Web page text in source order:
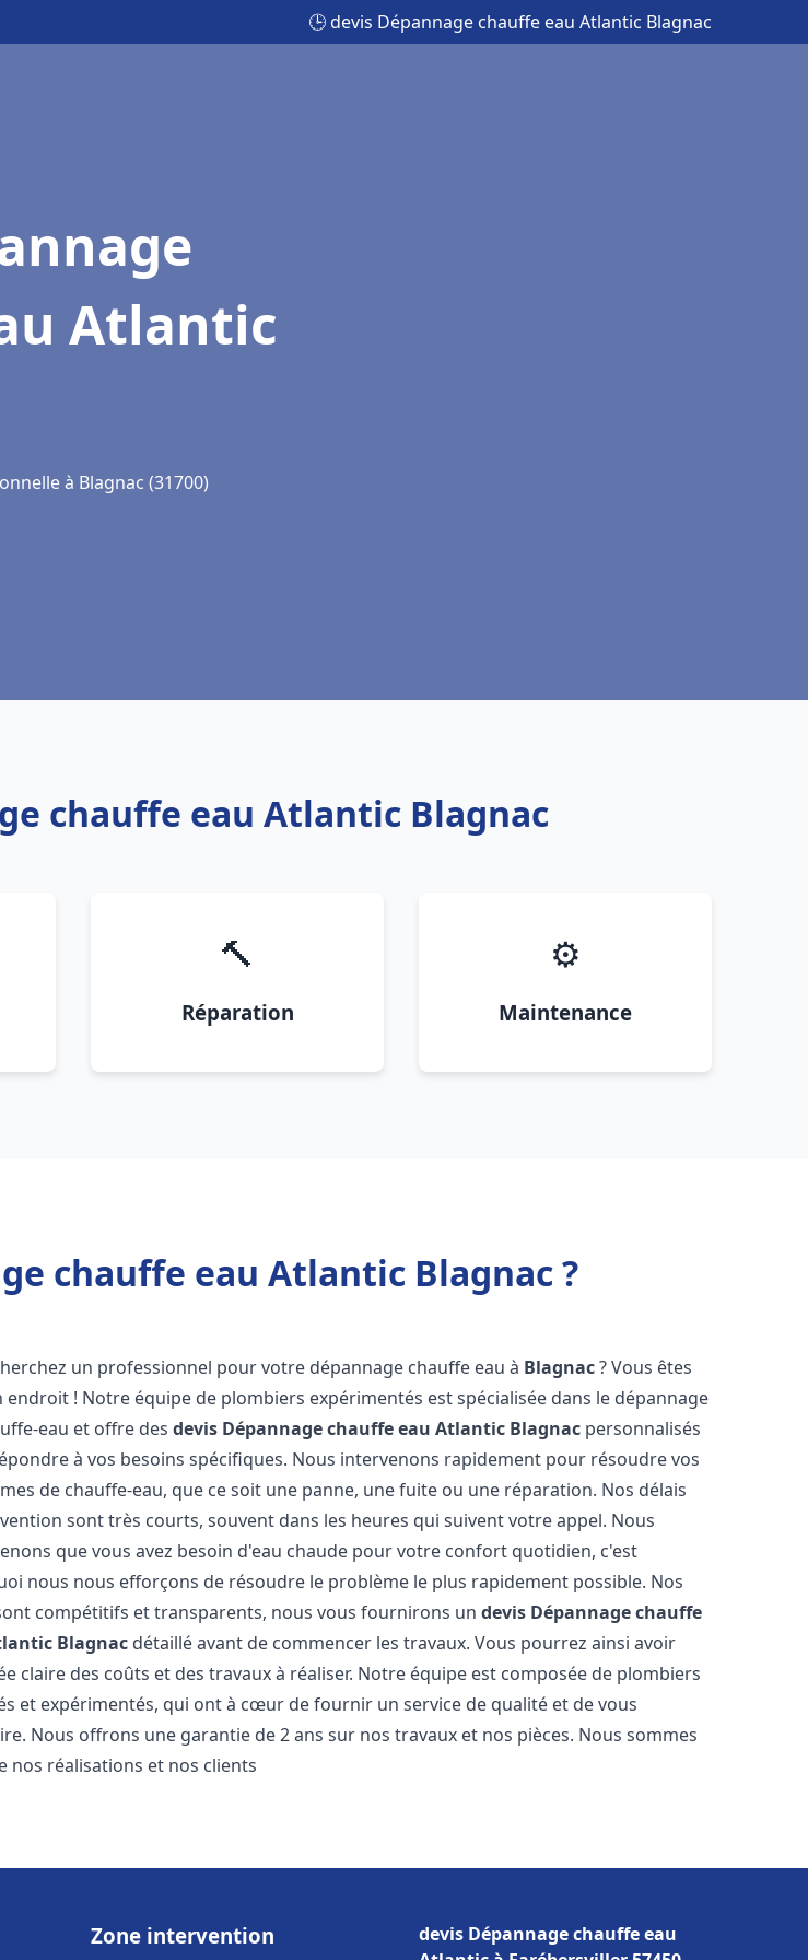
🕒 devis Dépannage chauffe eau Atlantic Blagnac
Atlantic
à Blagnac (31700)
chauffe eau Atlantic Blagnac
🔨
Réparation
⚙️
Maintenance
chauffe eau Atlantic Blagnac ?
un professionnel pour votre dépannage chauffe eau à Blagnac? Vous êtes
endroit ! Notre équipe de plombiers expérimentés est spécialisée dans le dépannage
eau et offre desdevis Dépannage chauffe eau Atlantic Blagnac personnalisés
à vos besoins spécifiques. Nous intervenons rapidement pour résoudre vos
de chauffe-eau, que ce soit une panne, une fuite ou une réparation. Nos délais
sont très courts, souvent dans les heures qui suivent votre appel. Nous
que vous avez besoin d'eau chaude pour votre confort quotidien, c'est
nous nous efforçons de résoudre le problème le plus rapidement possible. Nos
compétitifs et transparents, nous vous fournirons undevis Dépannage chauffe
Blagnac détaillé avant de commencer les travaux. Vous pourrez ainsi avoir
claire des coûts et des travaux à réaliser. Notre équipe est composée de plombiers
et expérimentés, qui ont à cœur de fournir un service de qualité et de vous
Nous offrons une garantie de 2 ans sur nos travaux et nos pièces. Nous sommes
nos réalisations et nos clients
Zone intervention
devis Dépannage chauffe eau